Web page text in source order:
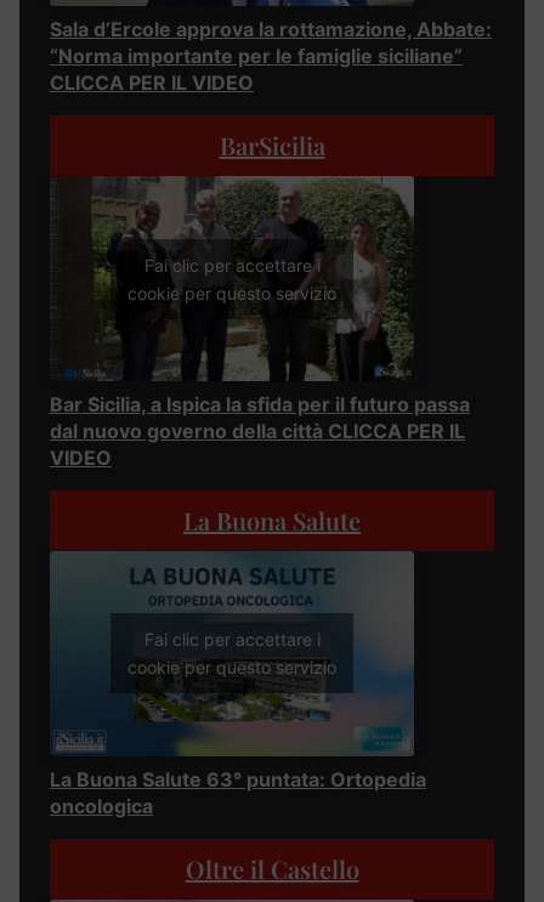
Sala d’Ercole approva la rottamazione, Abbate:
“Norma importante per le famiglie siciliane”
CLICCA PER IL VIDEO
BarSicilia
Fai clic per accettare i
cookie per questo servizio
Bar Sicilia, a Ispica la sfida per il futuro passa
dal nuovo governo della città CLICCA PER IL
VIDEO
La Buona Salute
Fai clic per accettare i
cookie per questo servizio
La Buona Salute 63° puntata: Ortopedia
oncologica
Oltre il Castello